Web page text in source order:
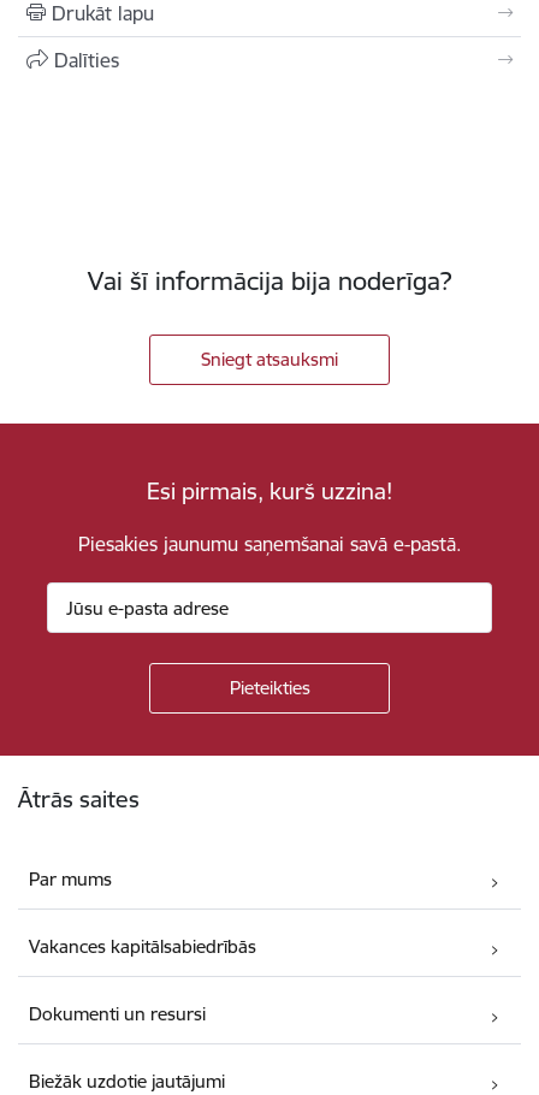
Drukāt lapu
Dalīties
Vai šī informācija bija noderīga?
Sniegt atsauksmi
Esi pirmais, kurš uzzina!
Piesakies jaunumu saņemšanai savā e-pastā.
Ātrās saites
Par mums
Vakances kapitālsabiedrībās
Dokumenti un resursi
Biežāk uzdotie jautājumi